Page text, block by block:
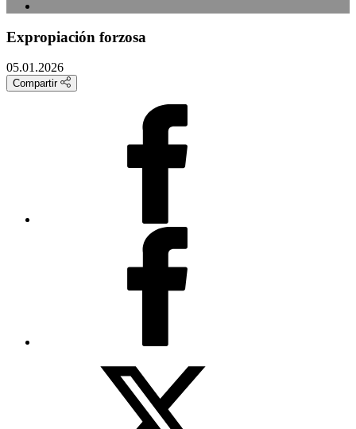
Expropiación forzosa
05.01.2026
Compartir